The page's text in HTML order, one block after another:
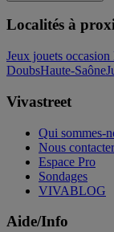
Localités à
Jeux jouets occasion
DoubsHaute-Saône
Vivastreet
Qui sommes-
Nous contacter
Espace Pro
Sondages
VIVABLOG
Aide/Info